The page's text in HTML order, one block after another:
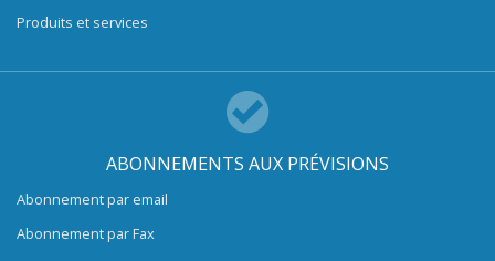
Produits et services
ABONNEMENTS AUX PRÉVISIONS
Abonnement par email
Abonnement par Fax